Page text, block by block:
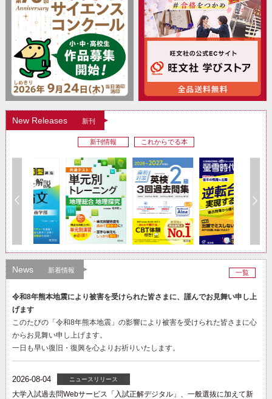
New Releases 新刊
新刊情報 これからでる本
News 新着情報 一覧
令和8年熊本地震により被害を受けられた皆さまに、謹んでお見舞い申し上
げます
このたびの「令和8年熊本地震」の影響により被害を受けられた皆さまに心
からお見舞い申し上げます。
一日も早い復旧・復興を心よりお祈りいたします。
2026-08-04 ニュースリリース
大学入試過去問Webサービス「入試正解デジタル」、一般選抜に加えて新